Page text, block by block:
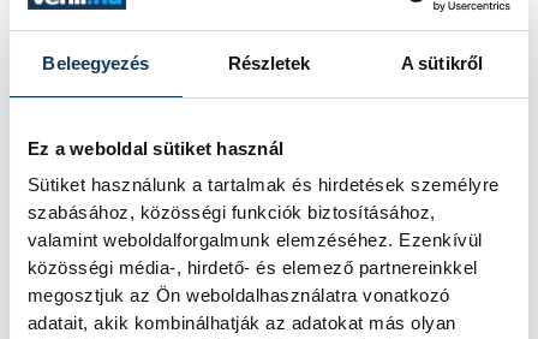
Beleegyezés Részletek A sütikről
Ez a weboldal sütiket használ
Sütiket használunk a tartalmak és hirdetések személyre
szabásához, közösségi funkciók biztosításához,
valamint weboldalforgalmunk elemzéséhez. Ezenkívül
közösségi média-, hirdető- és elemező partnereinkkel
megosztjuk az Ön weboldalhasználatra vonatkozó
adatait, akik kombinálhatják az adatokat más olyan
vasárnap zárult Székesfehérvár-ralit, a
HUMDA országos ralibajnokság
idénynyitó, murvás futamát.
2023. ÁPRILIS 2. 18:44
1 2 3